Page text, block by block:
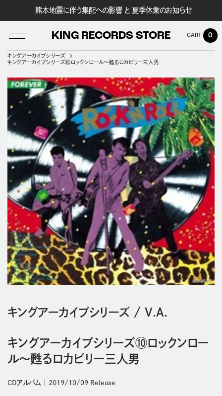
熊本地震に伴う集配への影響 と 夏季休業のお知らせ
KING RECORDS STORE
LOG IN
0
キングアーカイブシリーズ
キングアーカイブシリーズ⑩ロックンロール～甦るロカビリー三人男
キングアーカイブシリーズ / V.A.
キングアーカイブシリーズ⑩ロックンロー
ル～甦るロカビリー三人男
CDアルバム 2019/10/09 Release